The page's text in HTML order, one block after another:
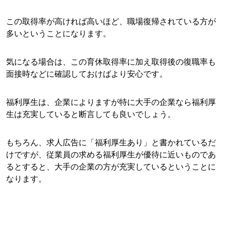
この取得率が高ければ高いほど、職場復帰されている方が
多いということになります。
気になる場合は、この育休取得率に加え取得後の復職率も
面接時などに確認しておけばより安心です。
福利厚生は、企業によりますが特に大手の企業なら福利厚
生は充実していると断言しても良いでしょう。
もちろん、求人広告に「福利厚生あり」と書かれているだ
けですが、従業員の求める福利厚生が優待に近いものであ
るとすると、大手の企業の方が充実しているということに
なります。